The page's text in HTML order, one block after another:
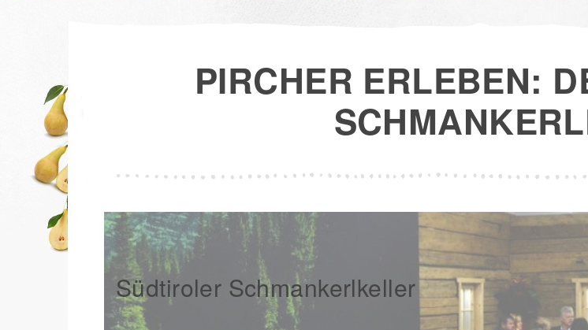
PIRCHER ERLEBEN:
Südtiroler Schmankerlkeller